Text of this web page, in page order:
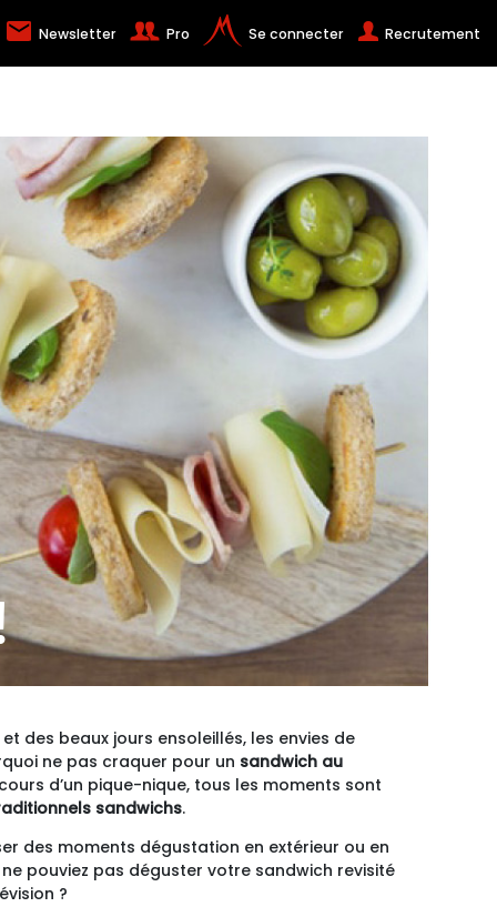
Newsletter Pro Se connecter Recrutement
des beaux jours ensoleillés, les envies de
ne pas craquer pour un sandwich au
d’un pique-nique, tous les moments sont
sandwichs.
des moments dégustation en extérieur ou en
pouviez pas déguster votre sandwich revisité
?